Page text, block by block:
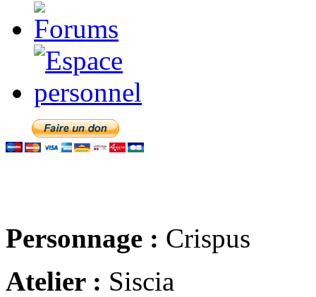
Personnage : Crispus
Atelier : Siscia